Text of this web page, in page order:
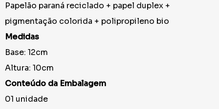
Papelão paraná reciclado + papel duplex +
pigmentação colorida + polipropileno bio
Medidas
Base: 12cm
Altura: 10cm
Conteúdo da Embalagem
01 unidade